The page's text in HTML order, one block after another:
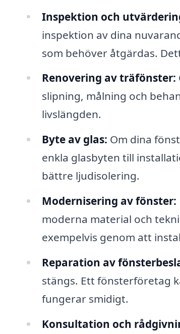
Inspektion och
inspektion av dina
som behöver åtgärdas.
Renovering av träfönster:
slipning, målning och
livslängden.
Byte av glas: Om dina
enkla glasbyten till
bättre ljudisolering.
Modernisering av fönster:
moderna material och
exempelvis genom att
Reparation av
stängs. Ett fönsterföretag
fungerar smidigt.
Konsultation och